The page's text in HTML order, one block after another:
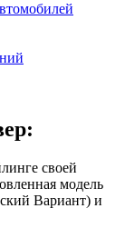
своей
модель
Вариант) и